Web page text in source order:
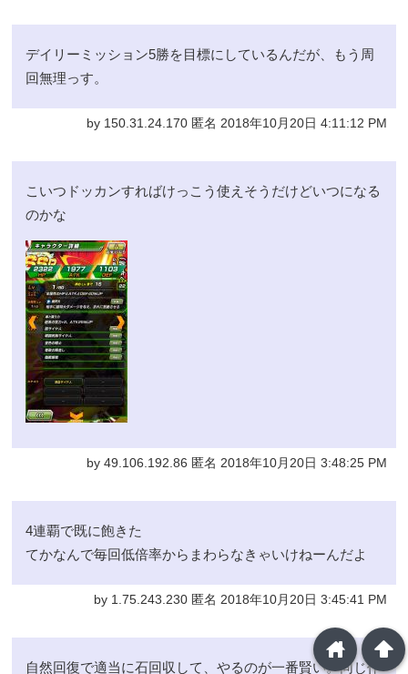
デイリーミッション5勝を目標にしているんだが、もう周
回無理っす。
by 150.31.24.170 匿名 2018年10月20日 4:11:12 PM
こいつドッカンすればけっこう使えそうだけどいつになる
のかな
by 49.106.192.86 匿名 2018年10月20日 3:48:25 PM
4連覇で既に飽きた
てかなんで毎回低倍率からまわらなきゃいけねーんだよ
by 1.75.243.230 匿名 2018年10月20日 3:45:41 PM
自然回復で適当に石回収して、やるのが一番賢い。同じ作
arrowup
home